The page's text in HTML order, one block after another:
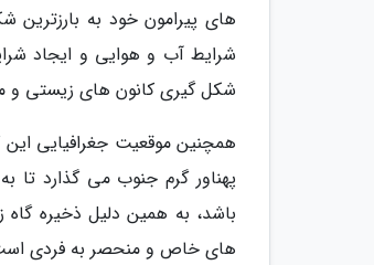
های پیرامون خود به
شرایط آب و هوایی و ایجاد
شکل گیری کانون های زیستی و
همچنین موقعیت جغرافیایی
پهناور گرم جنوب می گذارد تا
باشد، به همین دلیل ذخیره
های خاص و منحصر به فردی است